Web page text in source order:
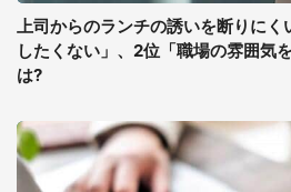
上司からのランチの誘いを断りに
したくない」、2位「職場の雰囲気
は?